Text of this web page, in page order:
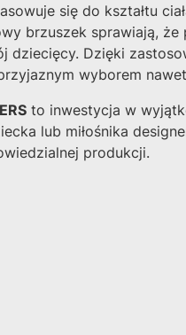
się do kształtu
brzuszek sprawiają,
Dzięki
wyborem
to inwestycja w
lub miłośnika
produkcji.